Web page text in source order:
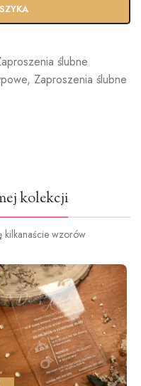
ślubne
, Zaproszenia ślubne
kolekcji
kilkanaście wzorów